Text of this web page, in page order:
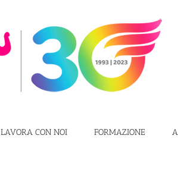
LAVORA CON NOI FORMAZIONE